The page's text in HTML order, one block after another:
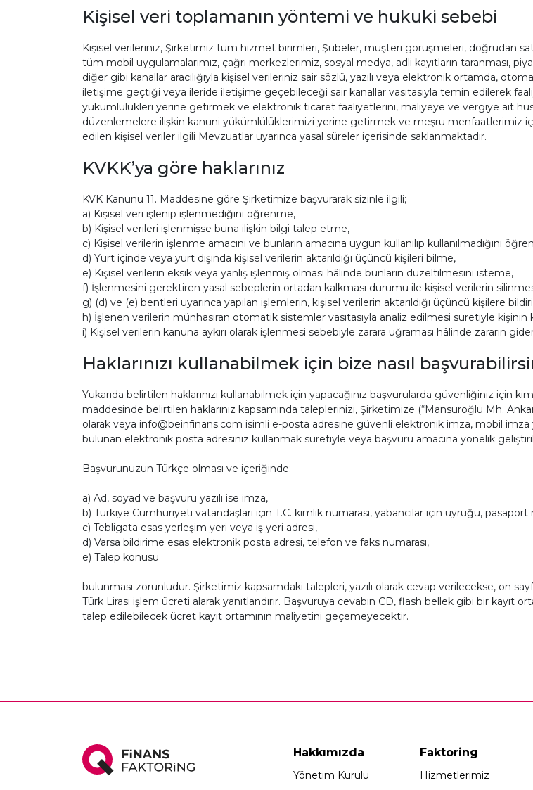
Kişisel veri toplamanın yöntemi ve hukuki sebebi
Kişisel verileriniz, Şirketimiz tüm hizmet birimleri, Şubeler, müşteri görüşmeleri, doğrudan
tüm mobil uygulamalarımız, çağrı merkezlerimiz, sosyal medya, adli kayıtların taranması,
diğer gibi kanallar aracılığıyla kişisel verileriniz sair sözlü, yazılı veya elektronik ortamda,
iletişime geçtiği veya ileride iletişime geçebileceği sair kanallar vasıtasıyla temin edilerek
yükümlülükleri yerine getirmek ve elektronik ticaret faaliyetlerini, maliyeye ve vergiye ait
düzenlemelere ilişkin kanuni yükümlülüklerimizi yerine getirmek ve meşru menfaatlerimiz
edilen kişisel veriler ilgili Mevzuatlar uyarınca yasal süreler içerisinde saklanmaktadır.
KVKK’ya göre haklarınız
KVK Kanunu 11. Maddesine göre Şirketimize başvurarak sizinle ilgili;
a) Kişisel veri işlenip işlenmediğini öğrenme,
b) Kişisel verileri işlenmişse buna ilişkin bilgi talep etme,
c) Kişisel verilerin işlenme amacını ve bunların amacına uygun kullanılıp kullanılmadığını
d) Yurt içinde veya yurt dışında kişisel verilerin aktarıldığı üçüncü kişileri bilme,
e) Kişisel verilerin eksik veya yanlış işlenmiş olması hâlinde bunların düzeltilmesini isteme,
f) İşlenmesini gerektiren yasal sebeplerin ortadan kalkması durumu ile kişisel verilerin
g) (d) ve (e) bentleri uyarınca yapılan işlemlerin, kişisel verilerin aktarıldığı üçüncü kişilere
h) İşlenen verilerin münhasıran otomatik sistemler vasıtasıyla analiz edilmesi suretiyle
i) Kişisel verilerin kanuna aykırı olarak işlenmesi sebebiyle zarara uğraması hâlinde zararın
Haklarınızı kullanabilmek için bize nasıl
Yukarıda belirtilen haklarınızı kullanabilmek için yapacağınız başvurularda güvenliğiniz için
maddesinde belirtilen haklarınız kapsamında taleplerinizi, Şirketimize (“Mansuroğlu Mh.
olarak veya info@beinfinans.com isimli e-posta adresine güvenli elektronik imza, mobil
bulunan elektronik posta adresiniz kullanmak suretiyle veya başvuru amacına yönelik
Başvurunuzun Türkçe olması ve içeriğinde;
a) Ad, soyad ve başvuru yazılı ise imza,
b) Türkiye Cumhuriyeti vatandaşları için T.C. kimlik numarası, yabancılar için uyruğu, pasaport
c) Tebligata esas yerleşim yeri veya iş yeri adresi,
d) Varsa bildirime esas elektronik posta adresi, telefon ve faks numarası,
e) Talep konusu
bulunması zorunludur. Şirketimiz kapsamdaki talepleri, yazılı olarak cevap verilecekse, on
Türk Lirası işlem ücreti alarak yanıtlandırır. Başvuruya cevabın CD, flash bellek gibi bir kayıt
talep edilebilecek ücret kayıt ortamının maliyetini geçemeyecektir.
Hakkımızda
Yönetim Kurulu
Faktoring
Hizmetlerimiz